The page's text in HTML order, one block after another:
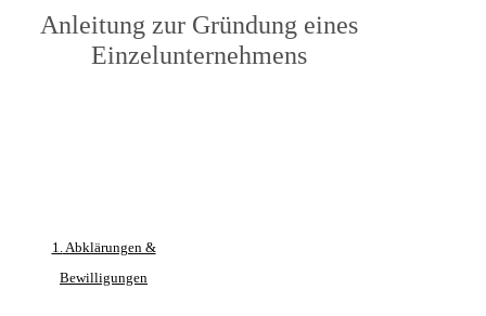
Anleitung zur Gründung eines
Einzelunternehmens
1.Abklärungen &
Bewilligungen